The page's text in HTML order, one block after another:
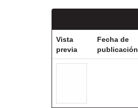
Vista
previa
Fecha de
publicación